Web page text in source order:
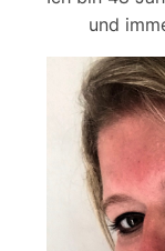
und